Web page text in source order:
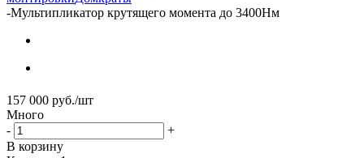
-Мультипликатор крутящего момента до 3400Нм
157 000 руб./шт
Много
-
+
В корзину